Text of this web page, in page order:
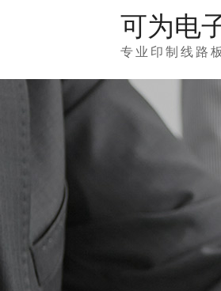
可为电
专业印制线路板